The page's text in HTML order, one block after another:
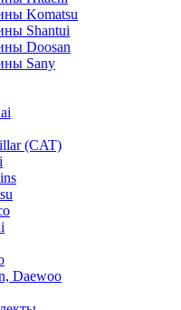
Komatsu
Shantui
Doosan
Sany
(CAT)
Daewoo